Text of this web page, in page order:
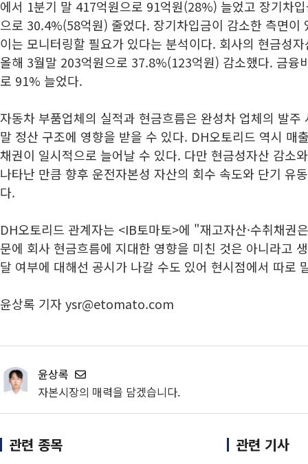
에서 1분기 말 417억원으로 91억원(28%) 늘었고 장기차
으로 30.4%(58억원) 줄었다. 장기차입금이 감소한 측면이
이는 모니터링할 필요가 있다는 분석이다. 회사의 현금성
올해 3월말 203억원으로 37.8%(123억원) 감소했다. 금융
로 91% 늘었다.
자동차 부품업체의 실적과 현금흐름은 완성차 업체의 발
말 정산 구조에 영향을 받을 수 있다. DH오토리드 역시 매
채권이 일시적으로 늘어날 수 있다. 다만 현금성자산 감소
나타난 만큼 향후 운전자본성 자산의 회수 속도와 단기 유
다.
DH오토리드 관계자는 <IB토마토>에 "재고자산·수취채권
문에 회사 현금흐름에 지대한 영향을 미친 것은 아니라고
달 여부에 대해선 공시가 나갈 수도 있어 현시점에서 따로
윤상록 기자 ysr@etomato.com
윤상록
자본시장의 매력을 담겠습니다.
관련 종목 관련 기사